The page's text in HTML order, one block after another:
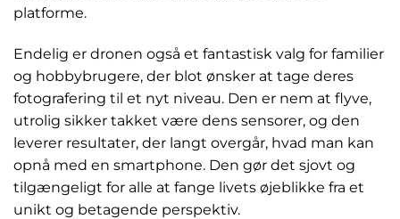
platforme.
Endelig er dronen også et fantastisk valg for familier
og hobbybrugere, der blot ønsker at tage deres
fotografering til et nyt niveau. Den er nem at flyve,
utrolig sikker takket være dens sensorer, og den
leverer resultater, der langt overgår, hvad man kan
opnå med en smartphone. Den gør det sjovt og
tilgængeligt for alle at fange livets øjeblikke fra et
unikt og betagende perspektiv.